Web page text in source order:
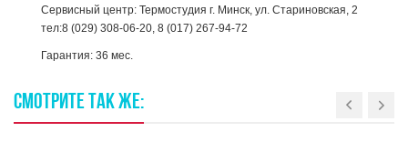
Сервисный центр: Термостудия г. Минск, ул. Стариновская, 2
тел:8 (029) 308-06-20, 8 (017) 267-94-72
Гарантия: 36 мес.
СМОТРИТЕ ТАКЖЕ: